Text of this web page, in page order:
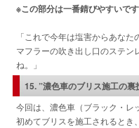
※この部分は一番錆びやすいで
「これで今年は塩害からあな
マフラーの吹き出し口のステ
ね。」
15. ”濃色車のブリス施工の裏
今回は、濃色車（ブラック・レ
初めてブリスを施工されるとき